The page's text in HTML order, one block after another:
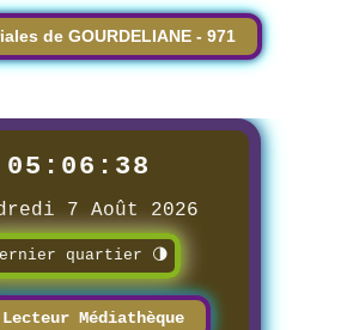
de GOURDELIANE - 971
05:06:38
7 Août 2026
quartier 🌗
Médiathèque